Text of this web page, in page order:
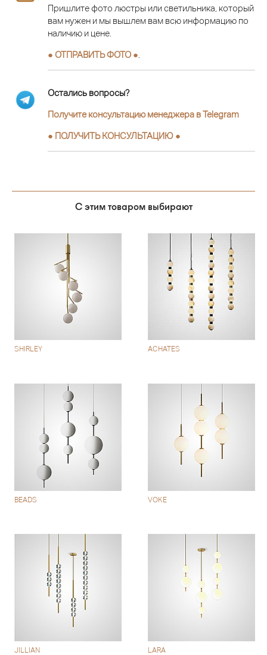
Пришлите фото люстры или светильника, который
вам нужен и мы вышлем вам всю информацию по
наличию и цене.
● ОТПРАВИТЬ ФОТО ●
Остались вопросы?
Получите консультацию менеджера в Telegram
● ПОЛУЧИТЬ КОНСУЛЬТАЦИЮ ●
С этим товаром выбирают
SHIRLEY ACHATES
BEADS VOKE
JILLIAN LARA